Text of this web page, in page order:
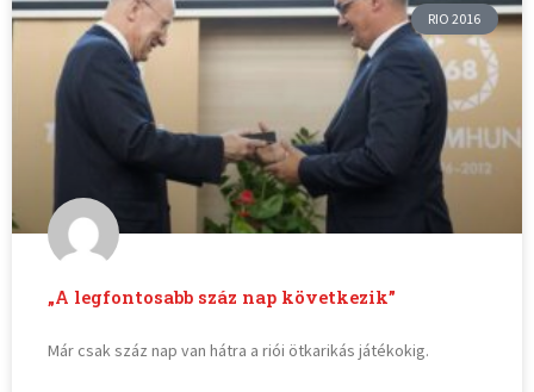
RIO 2016
„A legfontosabb száz nap következik”
Már csak száz nap van hátra a riói ötkarikás játékokig.